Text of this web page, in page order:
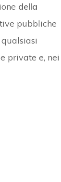
della
pubbliche
private e, nei